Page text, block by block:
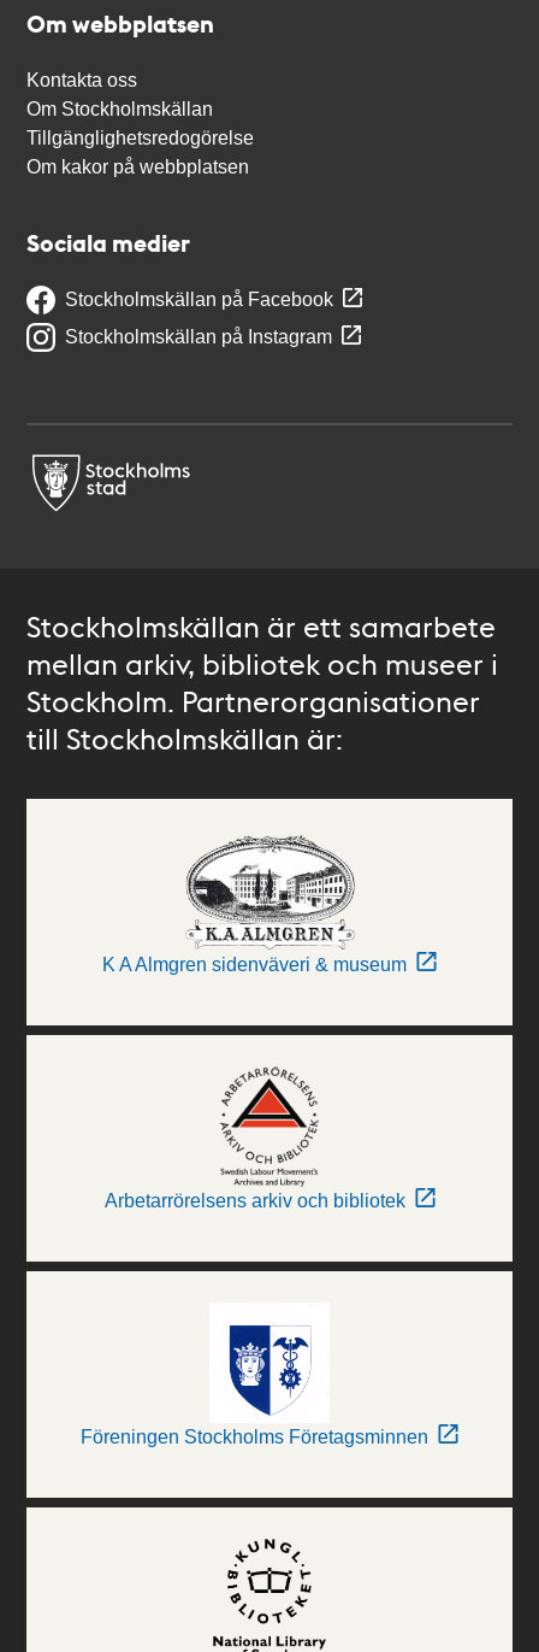
Om webbplatsen
Kontakta oss
Om Stockholmskällan
Tillgänglighetsredogörelse
Om kakor på webbplatsen
Sociala medier
Stockholmskällan på Facebook
Stockholmskällan på Instagram
Stockholmskällan är ett samarbete
mellan arkiv, bibliotek och museer i
Stockholm. Partnerorganisationer
till Stockholmskällan är:
K A Almgren sidenväveri & museum
Arbetarrörelsens arkiv och bibliotek
Föreningen Stockholms Företagsminnen